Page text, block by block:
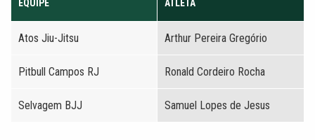
EQUIPE ATLETA
Atos Jiu-Jitsu Arthur Pereira Gregório
Pitbull Campos RJ Ronald Cordeiro Rocha
Selvagem BJJ Samuel Lopes de Jesus